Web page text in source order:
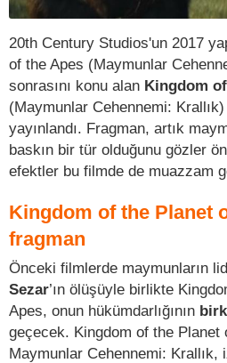
20th Century Studios'un 2017
of the Apes (Maymunlar
sonrasını konu alan Kingdom
(Maymunlar Cehennemi:
yayınlandı. Fragman, artık
baskın bir tür olduğunu gözler
efektler bu filmde de muazzam
Kingdom of the Planet
fragman
Önceki filmlerde maymunların
Sezar’ın ölüşüyle birlikte
Apes, onun hükümdarlığının
geçecek. Kingdom of the Planet
Maymunlar Cehennemi: Krallık,